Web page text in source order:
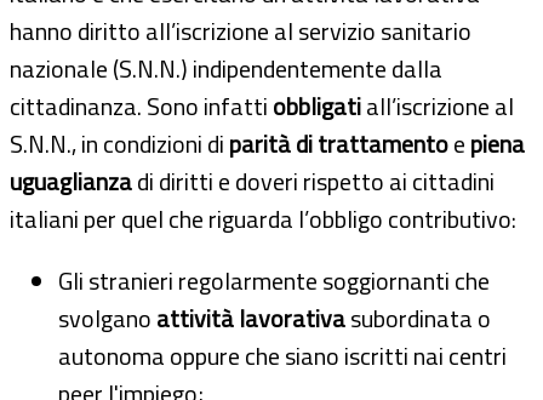
hanno diritto all’iscrizione al servizio sanitario
nazionale (S.N.N.) indipendentemente dalla
cittadinanza. Sono infattiobbligatiall’iscrizione al
S.N.N., in condizioni diparità di trattamentoepiena
uguaglianzadi diritti e doveri rispetto ai cittadini
italiani per quel che riguarda l’obbligo contributivo:
Gli stranieri regolarmente soggiornanti che
svolganoattività lavorativasubordinata o
autonoma oppure che siano iscritti nai centri